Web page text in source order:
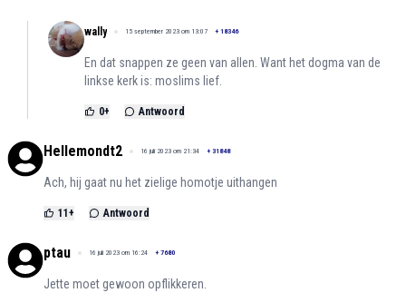
wally 15 september 2023 om 13:07 + 18346
En dat snappen ze geen van allen. Want het dogma van de
linkse kerk is: moslims lief.
0+ Antwoord
Hellemondt2 16 juli 2023 om 21:34 + 31848
Ach, hij gaat nu het zielige homotje uithangen
11 + Antwoord
ptau 16 juli 2023 om 16:24 + 7680
Jette moet gewoon opflikkeren.